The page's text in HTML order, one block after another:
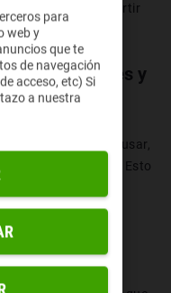
llamadas, compartir
ajustes y
intuitiva y fácil de usar,
todo a la vista. Esto
de WhatsApp?
para
web y
que te
de navegación
acceso, etc) Si
a nuestra